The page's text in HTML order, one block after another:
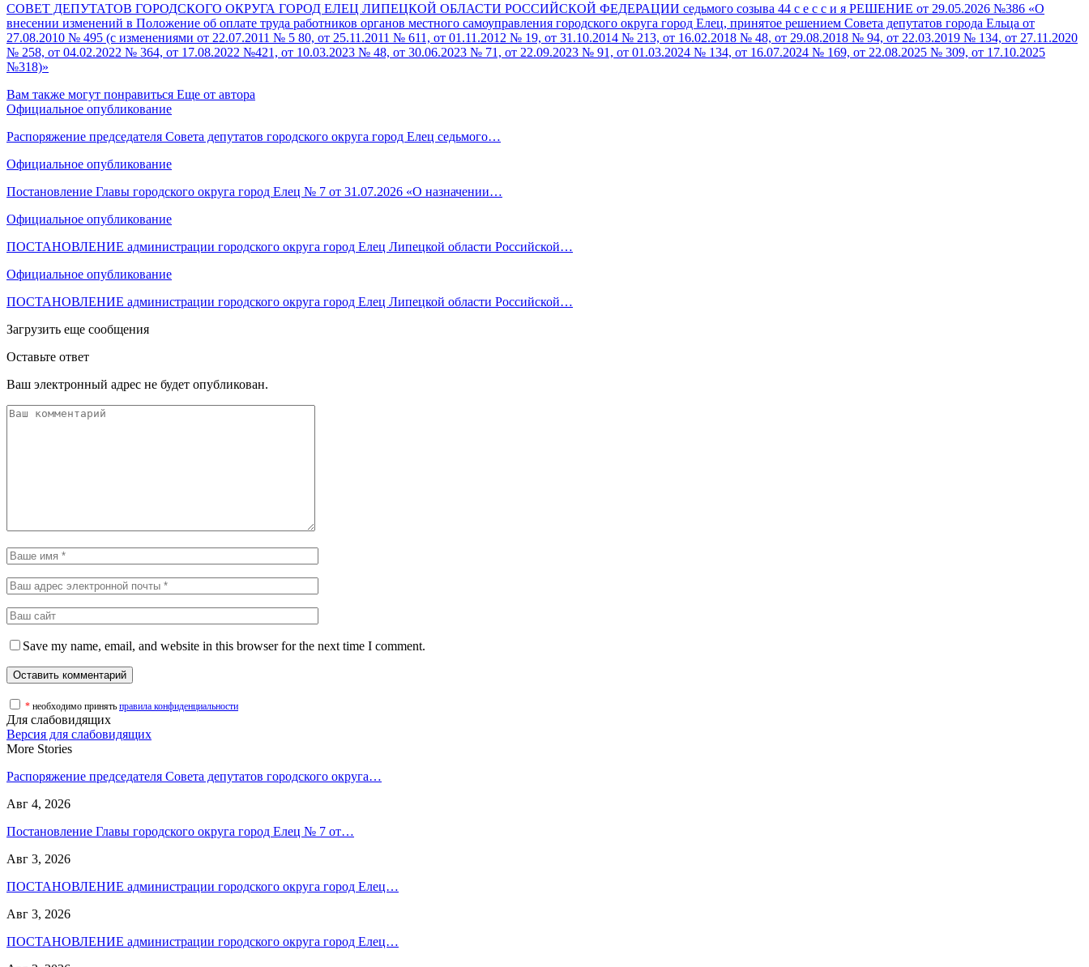
СОВЕТ ДЕПУТАТОВ ГОРОДСКОГО ОКРУГА ГОРОД ЕЛЕЦ ЛИПЕЦКОЙ ОБЛАСТИ РОССИЙСКОЙ ФЕДЕРАЦИИ седьмого созыва 44 с е с с и я РЕШЕНИЕ от 29.05.2026 №386 «О
внесении изменений в Положение об оплате труда работников органов местного самоуправления городского округа город Елец, принятое решением Совета депутатов города Ельца от
27.08.2010 № 495 (с изменениями от 22.07.2011 № 5 80, от 25.11.2011 № 611, от 01.11.2012 № 19, от 31.10.2014 № 213, от 16.02.2018 № 48, от 29.08.2018 № 94, от 22.03.2019 № 134, от 27.11.2020
№ 258, от 04.02.2022 № 364, от 17.08.2022 №421, от 10.03.2023 № 48, от 30.06.2023 № 71, от 22.09.2023 № 91, от 01.03.2024 № 134, от 16.07.2024 № 169, от 22.08.2025 № 309, от 17.10.2025
№318)»
Вам также могут понравиться Еще от автора
Официальное опубликование
Распоряжение председателя Совета депутатов городского округа город Елец седьмого…
Официальное опубликование
Постановление Главы городского округа город Елец № 7 от 31.07.2026 «О назначении…
Официальное опубликование
ПОСТАНОВЛЕНИЕ администрации городского округа город Елец Липецкой области Российской…
Официальное опубликование
ПОСТАНОВЛЕНИЕ администрации городского округа город Елец Липецкой области Российской…
Загрузить еще сообщения
Оставьте ответ
Ваш электронный адрес не будет опубликован.
Save my name, email, and website in this browser for the next time I comment.
* необходимо принять правила конфиденциальности
Для слабовидящих
Версия для слабовидящих
More Stories
Распоряжение председателя Совета депутатов городского округа…
Авг 4, 2026
Постановление Главы городского округа город Елец № 7 от…
Авг 3, 2026
ПОСТАНОВЛЕНИЕ администрации городского округа город Елец…
Авг 3, 2026
ПОСТАНОВЛЕНИЕ администрации городского округа город Елец…